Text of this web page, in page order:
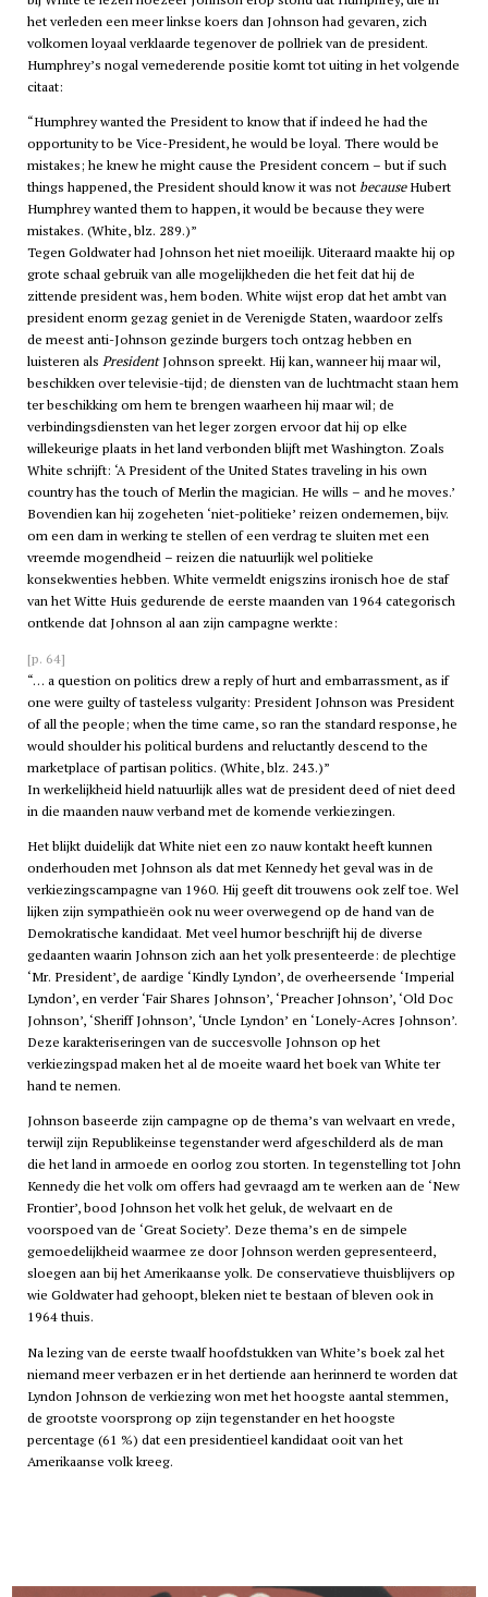
het verleden een meer linkse koers dan Johnson had gevaren, zich
volkomen loyaal verklaarde tegenover de pollriek van de president.
Humphrey’s nogal vernederende positie komt tot uiting in het volgende
citaat:
Humphrey wanted the President to know that if indeed he had the
opportunity to be Vice-President, he would be loyal. There would be
mistakes; he knew he might cause the President concern – but if such
things happened, the President should know it was not becauseHubert
Humphrey wanted them to happen, it would be because they were
mistakes. (White, blz. 289.)
Tegen Goldwater had Johnson het niet moeilijk. Uiteraard maakte hij op
grote schaal gebruik van alle mogelijkheden die het feit dat hij de
zittende president was, hem boden. White wijst erop dat het ambt van
president enorm gezag geniet in de Verenigde Staten, waardoor zelfs
de meest anti-Johnson gezinde burgers toch ontzag hebben en
luisteren als PresidentJohnson spreekt. Hij kan, wanneer hij maar wil,
beschikken over televisie-tijd; de diensten van de luchtmacht staan hem
ter beschikking om hem te brengen waarheen hij maar wil; de
verbindingsdiensten van het leger zorgen ervoor dat hij op elke
willekeurige plaats in het land verbonden blijft met Washington. Zoals
White schrijft: ‘A President of the United States traveling in his own
country has the touch of Merlin the magician. He wills – and he moves.’
Bovendien kan hij zogeheten ‘niet-politieke’ reizen ondernemen, bijv.
om een dam in werking te stellen of een verdrag te sluiten met een
vreemde mogendheid – reizen die natuurlijk wel politieke
konsekwenties hebben. White vermeldt enigszins ironisch hoe de staf
van het Witte Huis gedurende de eerste maanden van 1964 categorisch
ontkende dat Johnson al aan zijn campagne werkte:
[p. 64]
… a question on politics drew a reply of hurt and embarrassment, as if
one were guilty of tasteless vulgarity: President Johnson was President
of all the people; when the time came, so ran the standard response, he
would shoulder his political burdens and reluctantly descend to the
marketplace of partisan politics. (White, blz. 243.)
In werkelijkheid hield natuurlijk alles wat de president deed of niet deed
in die maanden nauw verband met de komende verkiezingen.
Het blijkt duidelijk dat White niet een zo nauw kontakt heeft kunnen
onderhouden met Johnson als dat met Kennedy het geval was in de
verkiezingscampagne van 1960. Hij geeft dit trouwens ook zelf toe. Wel
lijken zijn sympathieën ook nu weer overwegend op de hand van de
Demokratische kandidaat. Met veel humor beschrijft hij de diverse
gedaanten waarin Johnson zich aan het yolk presenteerde: de plechtige
‘Mr. President’, de aardige ‘Kindly Lyndon’, de overheersende ‘Imperial
Lyndon’, en verder ‘Fair Shares Johnson’, ‘Preacher Johnson’, ‘Old Doc
Johnson’, ‘Sheriff Johnson’, ‘Uncle Lyndon’ en ‘Lonely-Acres Johnson’.
Deze karakteriseringen van de succesvolle Johnson op het
verkiezingspad maken het al de moeite waard het boek van White ter
hand te nemen.
Johnson baseerde zijn campagne op de thema’s van welvaart en vrede,
terwijl zijn Republikeinse tegenstander werd afgeschilderd als de man
die het land in armoede en oorlog zou storten. In tegenstelling tot John
Kennedy die het volk om offers had gevraagd am te werken aan de ‘New
Frontier’, bood Johnson het volk het geluk, de welvaart en de
voorspoed van de ‘Great Society’. Deze thema’s en de simpele
gemoedelijkheid waarmee ze door Johnson werden gepresenteerd,
sloegen aan bij het Amerikaanse yolk. De conservatieve thuisblijvers op
wie Goldwater had gehoopt, bleken niet te bestaan of bleven ook in
1964 thuis.
Na lezing van de eerste twaalf hoofdstukken van White’s boek zal het
niemand meer verbazen er in het dertiende aan herinnerd te worden dat
Lyndon Johnson de verkiezing won met het hoogste aantal stemmen,
de grootste voorsprong op zijn tegenstander en het hoogste
percentage (61 %) dat een presidentieel kandidaat ooit van het
Amerikaanse volk kreeg.